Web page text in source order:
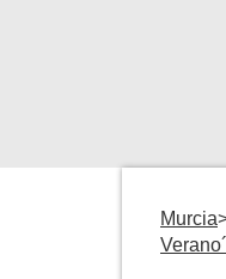
Murcia
Verano´